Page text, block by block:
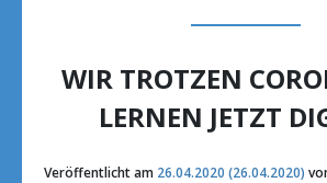
WIR TROTZEN
LERNEN JETZT
Veröffentlicht am 26.04.2020 (26.04.2020)